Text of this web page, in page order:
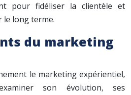
pour fidéliser la clientèle et
le long terme.
du marketing
le marketing expérientiel,
son évolution, ses